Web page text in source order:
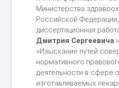
Министерства
Российской Федерации,
диссертационная
Дмитрия Сергеевича
«Изыскание путей
нормативного
деятельности в сфере
изготавливаемых